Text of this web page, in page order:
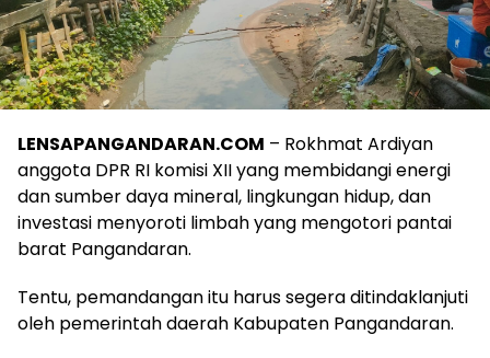
LENSAPANGANDARAN.COM – Rokhmat Ardiyan
anggota DPR RI komisi XII yang membidangi energi
dan sumber daya mineral, lingkungan hidup, dan
investasi menyoroti limbah yang mengotori pantai
barat Pangandaran.
Tentu, pemandangan itu harus segera ditindaklanjuti
oleh pemerintah daerah Kabupaten Pangandaran.